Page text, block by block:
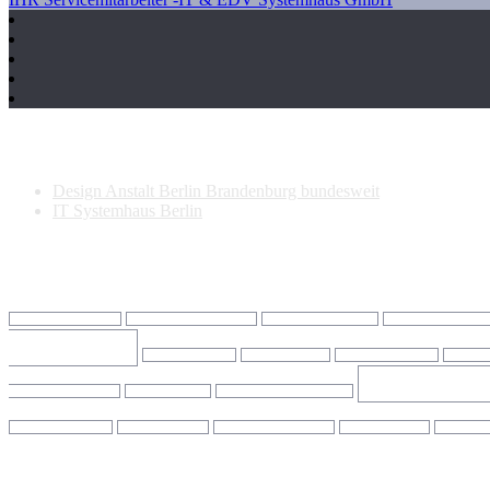
Design Anstalt Berlin Brandenburg bundesweit
IT Systemhaus Berlin